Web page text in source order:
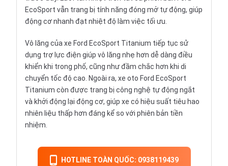
EcoSport vẫn trang bị tính năng đóng mở tự động, giúp
động cơ nhanh đạt nhiệt độ làm việc tối ưu.
Vô lăng của xe Ford EcoSport Titanium tiếp tục sử
dụng trợ lực điện giúp vô lăng nhẹ hơn dễ dàng điều
khiển khi trong phố, cũng như đầm chắc hơn khi di
chuyển tốc độ cao. Ngoài ra, xe oto Ford EcoSport
Titanium còn được trang bị công nghệ tự động ngắt
và khởi động lại động cơ, giúp xe có hiệu suất tiêu hao
nhiên liệu thấp hơn đáng kể so với phiên bản tiền
nhiệm.
HOTLINE TOÀN QUỐC: 0938119439